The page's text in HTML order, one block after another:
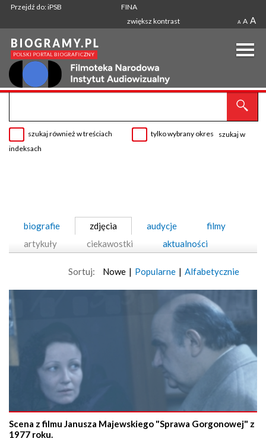
Przejdź do: iPSB
FINA
zwiększ kontrast
A A A
szukaj również w treściach tylko wybrany okres
szukaj w
indeksach
biografie zdjęcia audycje
filmy
artykuły
ciekawostki aktualności
Sortuj: Nowe | Popularne | Alfabetycznie
Scena z filmu Janusza Majewskiego "Sprawa Gorgonowej" z
1977 roku.